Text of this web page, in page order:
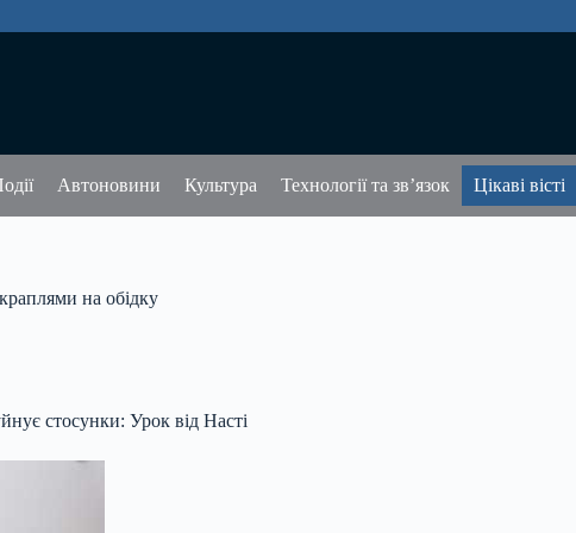
Автоновини Культура Технології та зв’язок Цікаві вісті
на обідку
стосунки: Урок від Насті